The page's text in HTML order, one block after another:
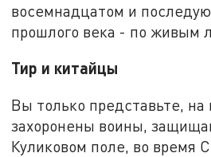
восемнадцатом и
прошлого века - по живым
Тир и китайцы
Вы только представьте,
захоронены воины,
Куликовом поле, во время